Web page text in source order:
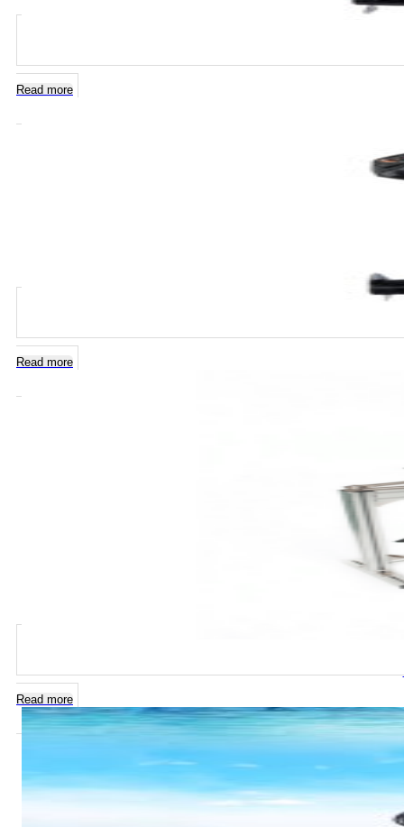
Read more
Read more
Read more